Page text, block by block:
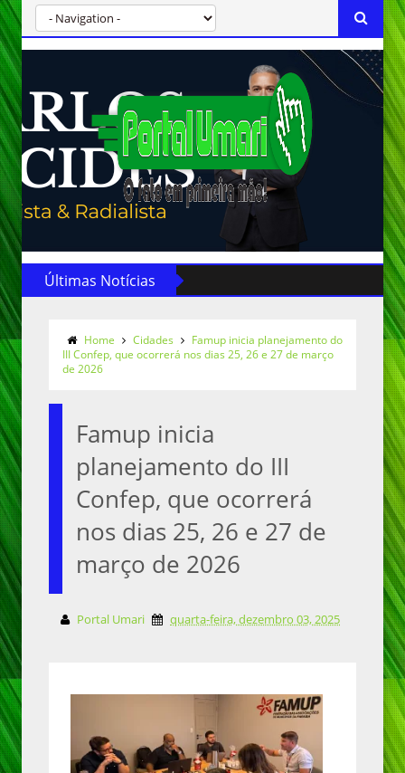
Últimas Notícias
Home Cidades
Famup inicia planejamento do
III Confep, que ocorrerá nos dias 25, 26 e 27 de março
de 2026
Famup inicia
planejamento do III
Confep, que ocorrerá
nos dias 25, 26 e 27 de
março de 2026
Portal Umari quarta-feira, dezembro 03, 2025